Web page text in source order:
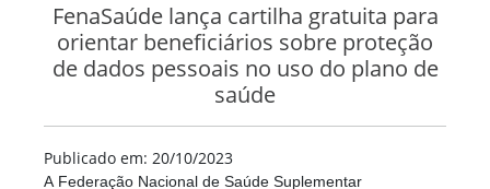
FenaSaúde lança cartilha gratuita para
orientar beneficiários sobre proteção
de dados pessoais no uso do plano de
saúde
Publicado em: 20/10/2023
A Federação Nacional de Saúde Suplementar